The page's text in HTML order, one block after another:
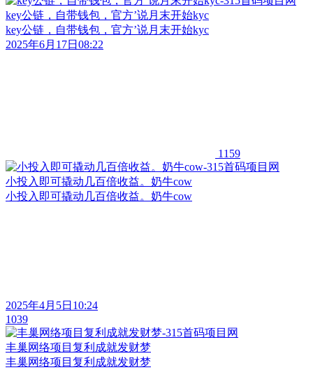
key公链，自带钱包，官方’说月末开始kyc
key公链，自带钱包，官方’说月末开始kyc
2025年6月17日08:22
1159
小投入即可撬动几百倍收益。奶牛cow
小投入即可撬动几百倍收益。奶牛cow
2025年4月5日10:24
1039
丰巢网络项目复利成就发财梦
丰巢网络项目复利成就发财梦